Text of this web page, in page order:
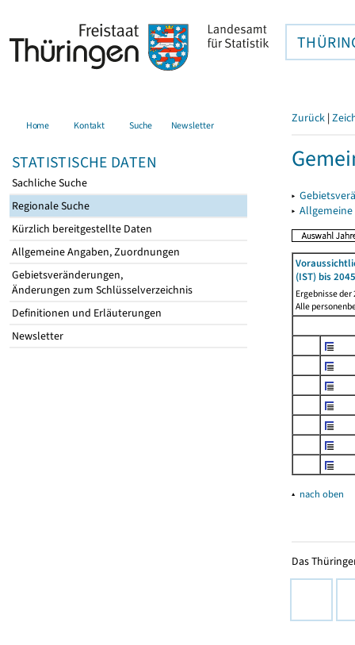
Home Kontakt Suche Newsletter
STATISTISCHE DATEN
Sachliche Suche
Regionale Suche
Kürzlich bereitgestellte Daten
Allgemeine Angaben, Zuordnungen
Gebietsveränderungen,
Änderungen zum Schlüsselverzeichnis
Definitionen und Erläuterungen
Newsletter
Zurück |
▸
▸
(IST) bis
Ergebnisse
Alle
▴ nach oben
Das